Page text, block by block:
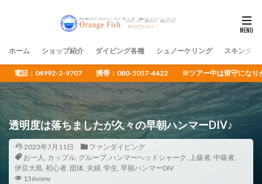
ホーム ショップ紹介 ダイビング各種 シュノーケリング スキンダイ
電話：04992-2-9707 携帯：080-5057-4622 ※ツアー中は留守になりがち
透明度は落ちましたが久々の早朝ハンマーDIV♪
2023年7月11日
ファンダイビング
お一人, カップル, グループ, ハンマーヘッドシャーク, 上級者, 中級者,
伊豆大島, 初心者, 団体, 夫婦, 学生, 早朝ハンマーDIV
136view